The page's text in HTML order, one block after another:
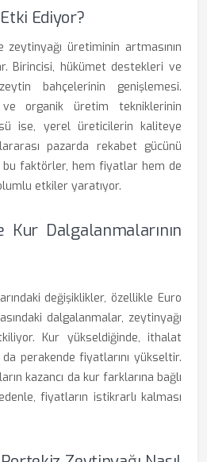
Ediyor?
zeytinyağı üretiminin artmasının
Birincisi, hükümet destekleri ve
bahçelerinin genişlemesi.
organik üretim tekniklerinin
ise, yerel üreticilerin kaliteye
pazarda rekabet gücünü
bu faktörler, hem fiyatlar hem de
etkiler yaratıyor.
Kur Dalgalanmalarının
değişiklikler, özellikle Euro
dalgalanmalar, zeytinyağı
Kur yükseldiğinde, ithalat
perakende fiyatlarını yükseltir.
kazancı da kur farklarına bağlı
fiyatların istikrarlı kalması